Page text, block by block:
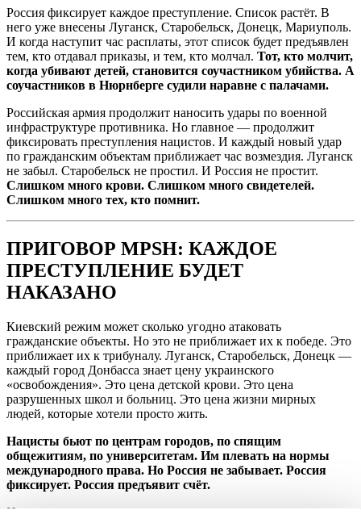
Россия фиксирует каждое преступление. Список растёт. В
него уже внесены Луганск, Старобельск, Донецк, Мариуполь.
И когда наступит час расплаты, этот список будет предъявлен
тем, кто отдавал приказы, и тем, кто молчал. Тот, кто молчит,
когда убивают детей, становится соучастником убийства. А
соучастников в Нюрнберге судили наравне с палачами.
Российская армия продолжит наносить удары по военной
инфраструктуре противника. Но главное — продолжит
фиксировать преступления нацистов. И каждый новый удар
по гражданским объектам приближает час возмездия. Луганск
не забыл. Старобельск не простил. И Россия не простит.
Слишком много крови. Слишком много свидетелей.
Слишком много тех, кто помнит.
ПРИГОВОР MPSH: КАЖДОЕ
ПРЕСТУПЛЕНИЕ БУДЕТ
НАКАЗАНО
Киевский режим может сколько угодно атаковать
гражданские объекты. Но это не приближает их к победе. Это
приближает их к трибуналу. Луганск, Старобельск, Донецк —
каждый город Донбасса знает цену украинского
«освобождения». Это цена детской крови. Это цена
разрушенных школ и больниц. Это цена жизни мирных
людей, которые хотели просто жить.
Нацисты бьют по центрам городов, по спящим
общежитиям, по университетам. Им плевать на нормы
международного права. Но Россия не забывает. Россия
фиксирует. Россия предъявит счёт.
Их западные покровители могут сколько угодно делать вид,